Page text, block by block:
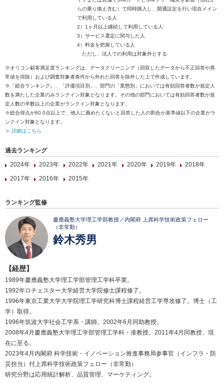
らの乗り換え含む）で同時購入し、開通設定を行い現在メイン
で利用している人
2）1ヶ月以上継続して利用している人
3）サービス選定に関与した人
4）料金を把握している人
ただし、法人での利用は対象外とする
※オリコン顧客満足度ランキングは、データクリーニング（回収したデータから不正回答や異
常値を排除）および調査対象者条件から外れた回答を除外した上で作成しています。
※「総合ランキング」、「評価項目別」、部門の「業態別」においては有効回答者数が規定人
数を満たした企業のみランクイン対象となります。その他の部門においては有効回答者数が規
定人数の半数以上の企業がランクイン対象となります。
※総合得点が60.0点以上で、他人に薦めたくないと回答した人の割合が基準値以下の企業がラ
ンクイン対象となります。
≫ 詳細はこちら
過去ランキング
2024年
2023年 2022年 2021年 2020年 2019年
2018年
2017年
2016年 2015年
ランキング監修
慶應義塾大学理工学部教授／内閣府 上席科学技術政策フェロー
（非常勤）
鈴木秀男
【経歴】
1989年慶應義塾大学理工学部管理工学科卒業。
1992年ロチェスター大学経営大学院修士課程修了。
1996年東京工業大学大学院理工学研究科博士課程経営工学専攻修了。博士（工
学）取得。
1996年筑波大学社会工学系・講師。2002年6月同助教授。
2008年4月慶應義塾大学理工学部管理工学科・准教授。2011年4月同教授、現
在に至る。
2023年4月内閣府 科学技術・イノベーション推進事務局参事官（インフラ・防
災担当）付上席科学技術政策フェロー（非常勤）
研究分野は応用統計解析、品質管理、マーケティング。